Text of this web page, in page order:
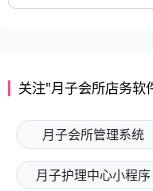
关注"月子会所店务软
月子会所管理系统
月子护理中心小程序